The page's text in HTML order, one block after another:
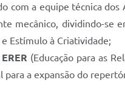
com a equipe técnica
mecânico, dividindo-se
e Estímulo à Criatividade;
(Educação para as
para a expansão do